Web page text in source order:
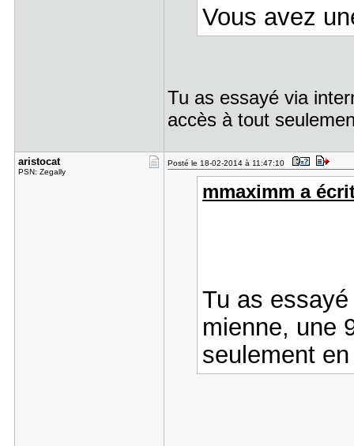
Vous avez
Tu as essayé via
accès à tout
aristocat
PSN: Zegally
Posté le 18-02-2014 à 11:47:10
mmaximm a
Tu as
mienne, une
seulement